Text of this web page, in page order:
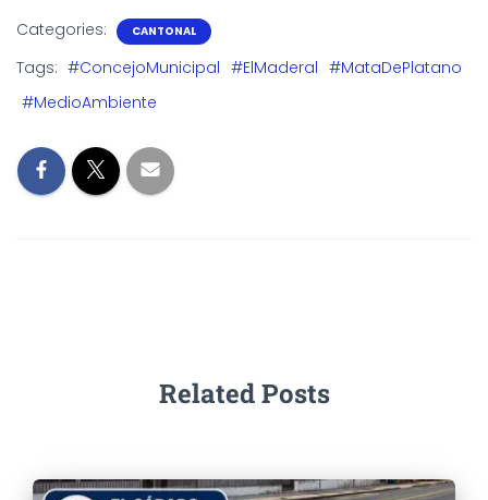
c
e
b
o
k
st
o
d
n
ai
l
a
r
Categories: CANTONAL
Tags: #ConcejoMunicipal #ElMaderal #MataDePlatano
#MedioAmbiente
Related Posts